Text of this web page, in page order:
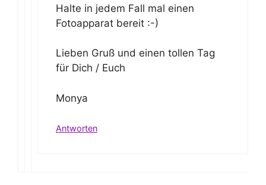
Halte in jedem Fall mal einen
Fotoapparat bereit :-)
Lieben Gruß und einen tollen Tag
für Dich / Euch
Monya
Antworten